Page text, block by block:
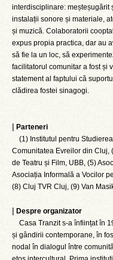
interdisciplinare: meșteșugărit
instalații sonore și materiale,
și muzică. Colaboratorii
expus propia practica, dar au
să fie la un loc, să
facilitatorul comunitar a fost și
statement al faptului că
clădirea fostei sinagogi.
| Parteneri
(1) Institutul pentru
Comunitatea Evreilor din Cluj,
de Teatru și Film, UBB, (5)
Asociația Informală a Vocilor
(8) Cluj TVR Cluj, (9) Van
| Despre organizator
Casa Tranzit s-a înființat în
și gândirii contemporane, în
nodal în dialogul între